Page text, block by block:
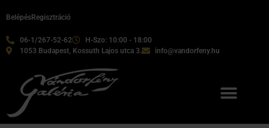
06-1/267-52-62
H-Szo: 10:00 - 18:00
1053 Budapest, Kossuth Lajos utca 3.
info@vandorfeny.hu
BelépésRegisztráció